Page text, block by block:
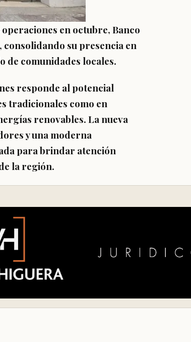
en octubre, Banco
consolidando su presencia en
de comunidades locales.
responde al potencial
tradicionales como en
renovables. La nueva
y una moderna
para brindar atención
la región.